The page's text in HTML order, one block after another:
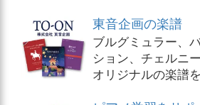
東音企画の楽譜
ブルグミュラー、
ション、チェルニ
オリジナルの楽譜